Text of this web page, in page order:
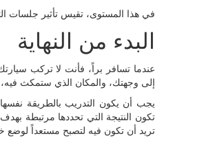
في هذا المستوى، تقيس تأثير جلسات
البدء من النهاية
عندما تسافر براً، فأنت لا تركب
إلى وجهتك، والمكان الذي ستمكث
يجب أن يكون التدريب بالطريقة
تكون النتيجة التي تحددها مرتبطة
تريد أن تكون فيه لتصبح مستعداً